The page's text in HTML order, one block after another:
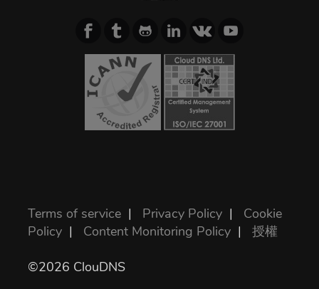
Terms of service | Privacy Policy | Cookie
Policy | Content Monitoring Policy | 授權
©2026 ClouDNS